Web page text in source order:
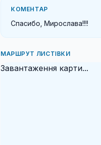
КОМЕНТАР
Спасибо, Мирослава!!!!
МАРШРУТ ЛИСТІВКИ
Завантаження карти...